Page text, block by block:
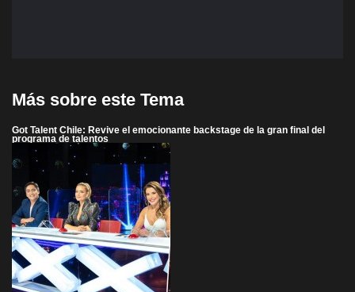
Más sobre este Tema
Got Talent Chile: Revive el emocionante backstage de la gran final del
programa de talentos